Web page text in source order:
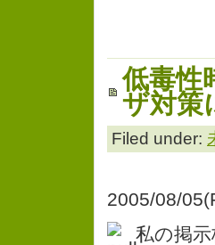
低毒性
ザ対策
Filed under:
2005/08/
私の掲